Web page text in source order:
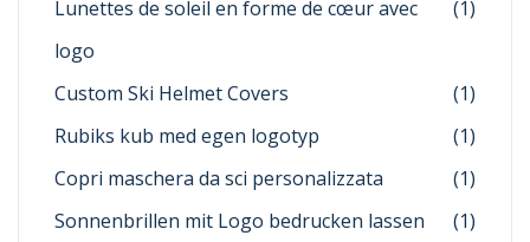
Lunettes de soleil en forme de cœur avec
logo
(1)
Custom Ski Helmet Covers
(1)
Rubiks kub med egen logotyp
(1)
Copri maschera da sci personalizzata
(1)
Sonnenbrillen mit Logo bedrucken lassen
(1)